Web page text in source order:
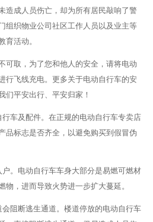
造成人员伤亡，却为所有居民敲响了警
组织物业公司社区工作人员以及业主等
育活动。
可取，为了您和他人的安全，请将电动
行飞线充电。更多关于电动自行车的安
们平安出行、平安归家！
车及配件。在正规的电动自行车专卖店
品标志是否齐全，以避免购买到假冒伪
。电动自行车车身大部分是易燃可燃材
，进而导致火势进一步扩大蔓延。
阻断逃生通道。楼道停放的电动自行车